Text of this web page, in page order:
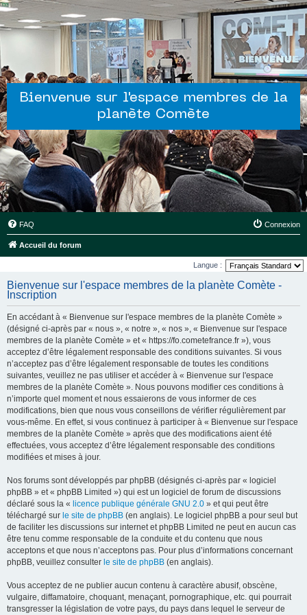
Bienvenue sur l'espace membres de la
planète Comète
FAQ Connexion
Accueil du forum
Langue :
Bienvenue sur l'espace membres de la planète Comète -
Inscription
En accédant à « Bienvenue sur l'espace membres de la planète Comète »
(désigné ci-après par « nous », « notre », « nos », « Bienvenue sur l'espace
membres de la planète Comète » et « https://fo.cometefrance.fr »), vous
acceptez d’être légalement responsable des conditions suivantes. Si vous
n’acceptez pas d’être légalement responsable de toutes les conditions
suivantes, veuillez ne pas utiliser et accéder à « Bienvenue sur l'espace
membres de la planète Comète ». Nous pouvons modifier ces conditions à
n’importe quel moment et nous essaierons de vous informer de ces
modifications, bien que nous vous conseillons de vérifier régulièrement par
vous-même. En effet, si vous continuez à participer à « Bienvenue sur l'espace
membres de la planète Comète » après que des modifications aient été
effectuées, vous acceptez d’être légalement responsable des conditions
modifiées et mises à jour.
Nos forums sont développés par phpBB (désignés ci-après par « logiciel
phpBB » et « phpBB Limited ») qui est un logiciel de forum de discussions
déclaré sous la « licence publique générale GNU 2.0 » et qui peut être
téléchargé sur le site de phpBB (en anglais). Le logiciel phpBB a pour seul but
de faciliter les discussions sur internet et phpBB Limited ne peut en aucun cas
être tenu comme responsable de la conduite et du contenu que nous
acceptons et que nous n’acceptons pas. Pour plus d’informations concernant
phpBB, veuillez consulter le site de phpBB (en anglais).
Vous acceptez de ne publier aucun contenu à caractère abusif, obscène,
vulgaire, diffamatoire, choquant, menaçant, pornographique, etc. qui pourrait
transgresser la législation de votre pays, du pays dans lequel le serveur de